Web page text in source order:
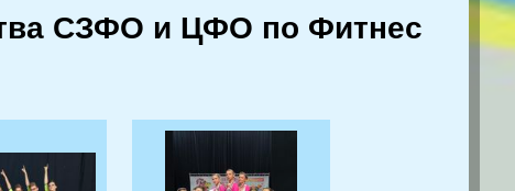
СЗФО и ЦФО по Фитнес